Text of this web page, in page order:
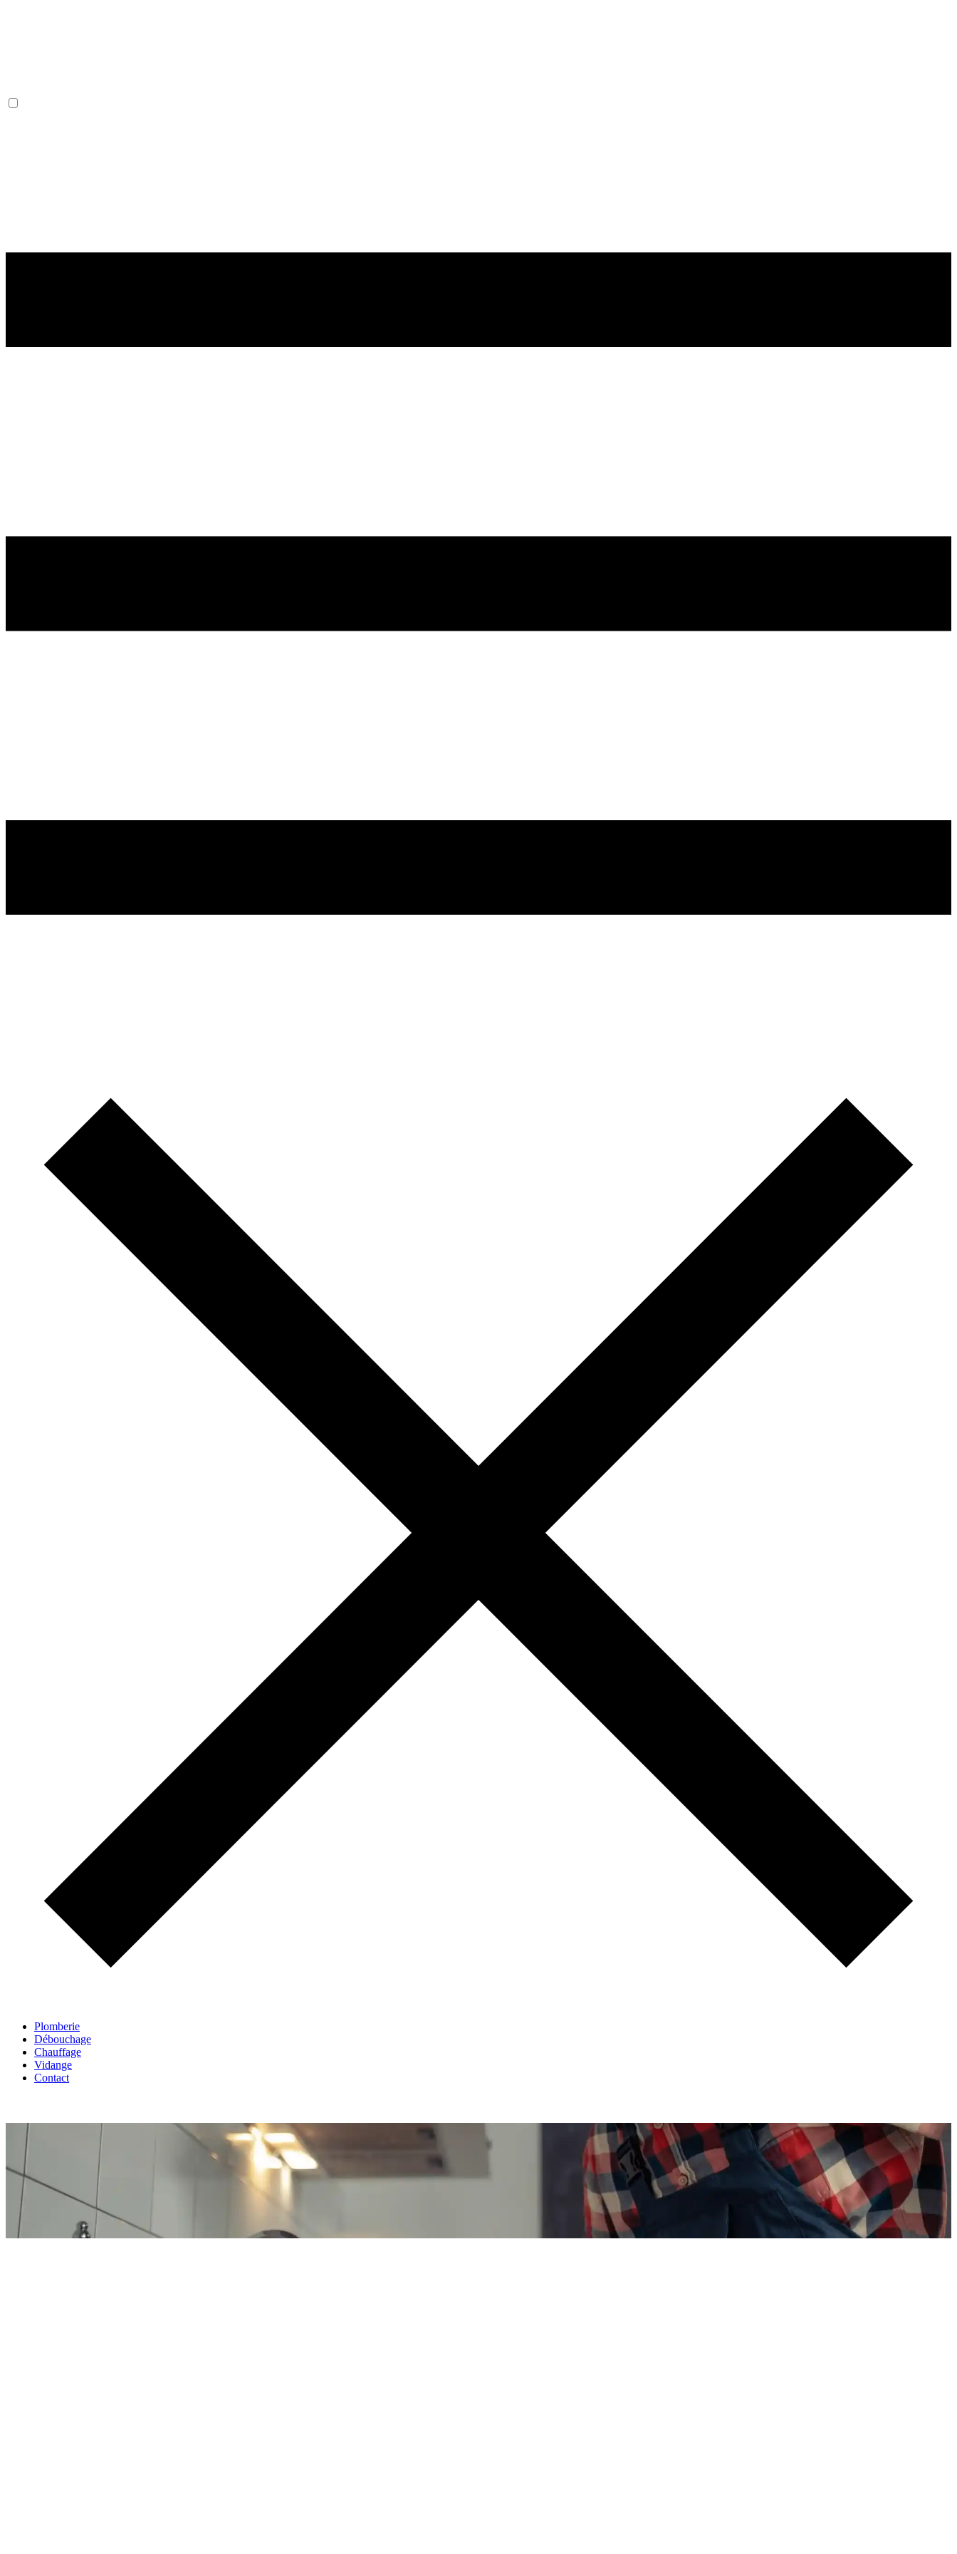
Plomberie
Débouchage
Chauffage
Vidange
Contact